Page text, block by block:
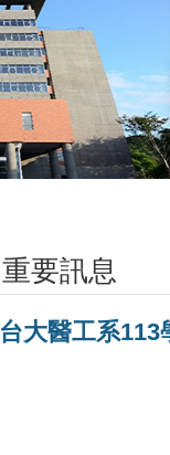
重要訊息
台大醫工系